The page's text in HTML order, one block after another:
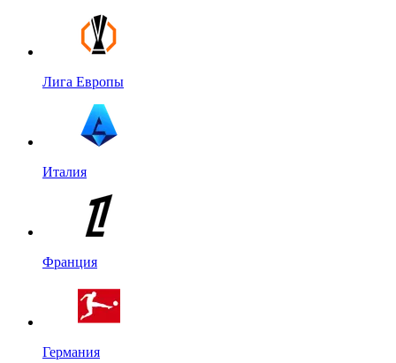
Лига Европы
Италия
Франция
Германия